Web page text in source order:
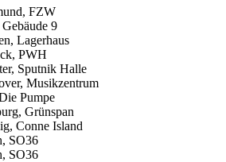
FZW
9
Lagerhaus
PWH
Sputnik Halle
Musikzentrum
Pumpe
Grünspan
Conne Island
SO36
SO36